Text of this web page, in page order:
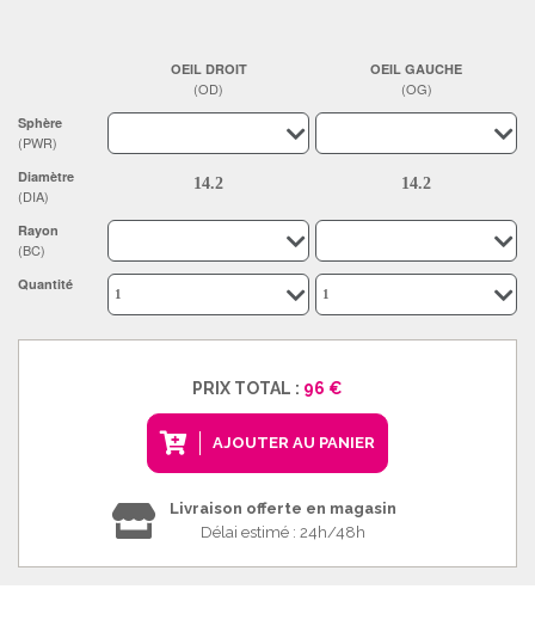
Sphère
(PWR)
Diamètre
(DIA)
Rayon
(BC)
Quantité
OEIL DROIT
(OD)
OEIL GAUCHE
(OG)
PRIX TOTAL : 96 €
AJOUTER AU PANIER
Livraison offerte en magasin
Délai estimé : 24h/48h